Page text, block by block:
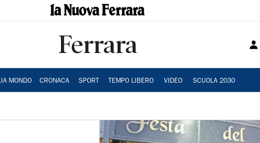
Ferrara
MONDO CRONACA SPORT TEMPO LIBERO VIDEO SCUOLA 2030